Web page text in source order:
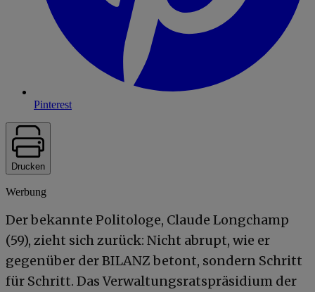
Pinterest
Drucken
Werbung
Der bekannte Politologe, Claude Longchamp
(59), zieht sich zurück: Nicht abrupt, wie er
gegenüber der BILANZ betont, sondern Schritt
für Schritt. Das Verwaltungsratspräsidium der